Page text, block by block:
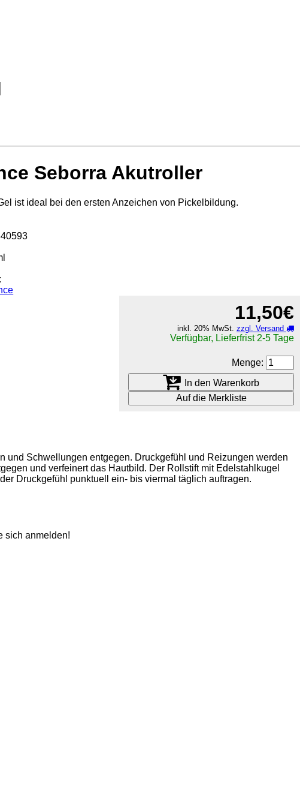
Seborra Akutroller
ist ideal bei den ersten Anzeichen von Pickelbildung.
11,50€
inkl. 20% MwSt. zzgl. Versand
Verfügbar, Lieferfrist 2-5 Tage
Menge:
In den Warenkorb
Auf die Merkliste
Schwellungen entgegen. Druckgefühl und Reizungen werden
und verfeinert das Hautbild. Der Rollstift mit Edelstahlkugel
Druckgefühl punktuell ein- bis viermal täglich auftragen.
sich anmelden!